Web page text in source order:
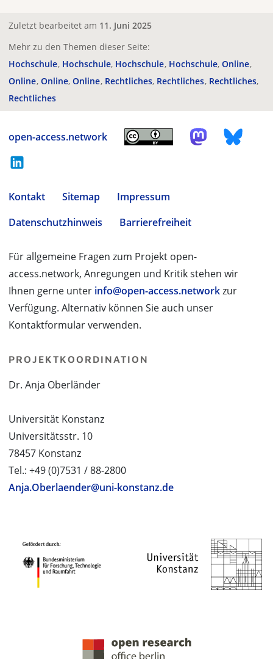
Zuletzt bearbeitet am 11. Juni 2025
Mehr zu den Themen dieser Seite:
Hochschule Hochschule Hochschule Hochschule Online
Online Online Online Rechtliches Rechtliches Rechtliches
Rechtliches
open-access.network
Kontakt Sitemap
Impressum
Datenschutzhinweis
Barrierefreiheit
Für allgemeine Fragen zum Projekt open-
access.network, Anregungen und Kritik stehen wir
Ihnen gerne unter info@open-access.networkzur
Verfügung. Alternativ können Sie auch unser
Kontaktformular verwenden.
PROJEKTKOORDINATION
Dr. Anja Oberländer
Universität Konstanz
Universitätsstr. 10
78457 Konstanz
Tel.: +49 (0)7531 / 88-2800
Anja.Oberlaender@uni-konstanz.de